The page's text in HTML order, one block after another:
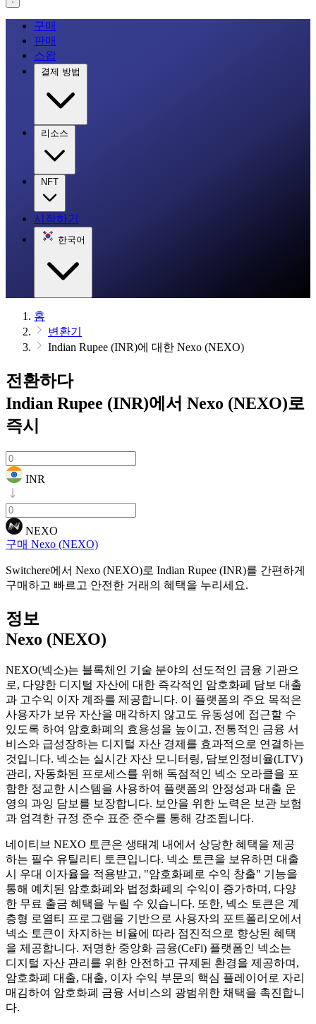
구매
판매
스왑
결제 방법
리소스
NFT
시작하기
한국어
홈
변환기
Indian Rupee (INR)에 대한 Nexo (NEXO)
전환하다
Indian Rupee (INR)에서 Nexo (NEXO)로
즉시
INR
NEXO
구매 Nexo (NEXO)
Switchere에서 Nexo (NEXO)로 Indian Rupee (INR)를 간편하게
구매하고 빠르고 안전한 거래의 혜택을 누리세요.
정보
Nexo (NEXO)
NEXO(넥소)는 블록체인 기술 분야의 선도적인 금융 기관으
로, 다양한 디지털 자산에 대한 즉각적인 암호화폐 담보 대출
과 고수익 이자 계좌를 제공합니다. 이 플랫폼의 주요 목적은
사용자가 보유 자산을 매각하지 않고도 유동성에 접근할 수
있도록 하여 암호화폐의 효용성을 높이고, 전통적인 금융 서
비스와 급성장하는 디지털 자산 경제를 효과적으로 연결하는
것입니다. 넥소는 실시간 자산 모니터링, 담보인정비율(LTV)
관리, 자동화된 프로세스를 위해 독점적인 넥소 오라클을 포
함한 정교한 시스템을 사용하여 플랫폼의 안정성과 대출 운
영의 과잉 담보를 보장합니다. 보안을 위한 노력은 보관 보험
과 엄격한 규정 준수 표준 준수를 통해 강조됩니다.
네이티브 NEXO 토큰은 생태계 내에서 상당한 혜택을 제공
하는 필수 유틸리티 토큰입니다. 넥소 토큰을 보유하면 대출
시 우대 이자율을 적용받고, "암호화폐로 수익 창출" 기능을
통해 예치된 암호화폐와 법정화폐의 수익이 증가하며, 다양
한 무료 출금 혜택을 누릴 수 있습니다. 또한, 넥소 토큰은 계
층형 로열티 프로그램을 기반으로 사용자의 포트폴리오에서
넥소 토큰이 차지하는 비율에 따라 점진적으로 향상된 혜택
을 제공합니다. 저명한 중앙화 금융(CeFi) 플랫폼인 넥소는
디지털 자산 관리를 위한 안전하고 규제된 환경을 제공하며,
암호화폐 대출, 대출, 이자 수익 부문의 핵심 플레이어로 자리
매김하여 암호화폐 금융 서비스의 광범위한 채택을 촉진합니
다.